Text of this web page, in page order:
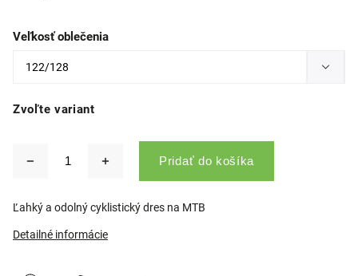
Zvoľte variant
Veľkosť oblečenia
Pridať do košíka
Ľahký a odolný cyklistický dres na MTB
Detailné informácie